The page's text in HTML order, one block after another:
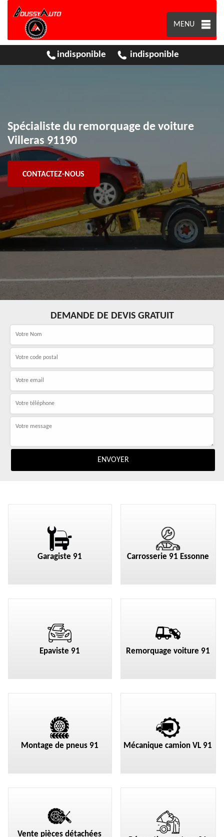
MENU
indisponible indisponible
Spécialiste du remorquage de voiture
Villeras 91190
CONTACTEZ-NOUS
DEMANDE DE DEVIS GRATUIT
Garagiste 91 Carrosserie 91 Essonne
Epaviste 91 Remorquage voiture 91
Montage de pneus 91 Mécanique camion VL 91
Vente pièces détachées